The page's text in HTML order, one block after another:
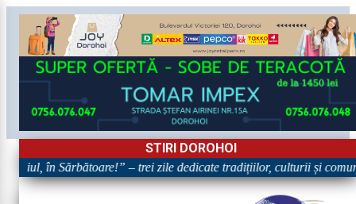
STIRI DOROHOI
în Sărbătoare!” – trei zile dedicate tradițiilor, culturii și